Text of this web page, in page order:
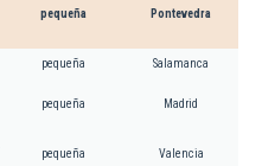
pequeña Pontevedra
pequeña Salamanca
pequeña Madrid
pequeña Valencia